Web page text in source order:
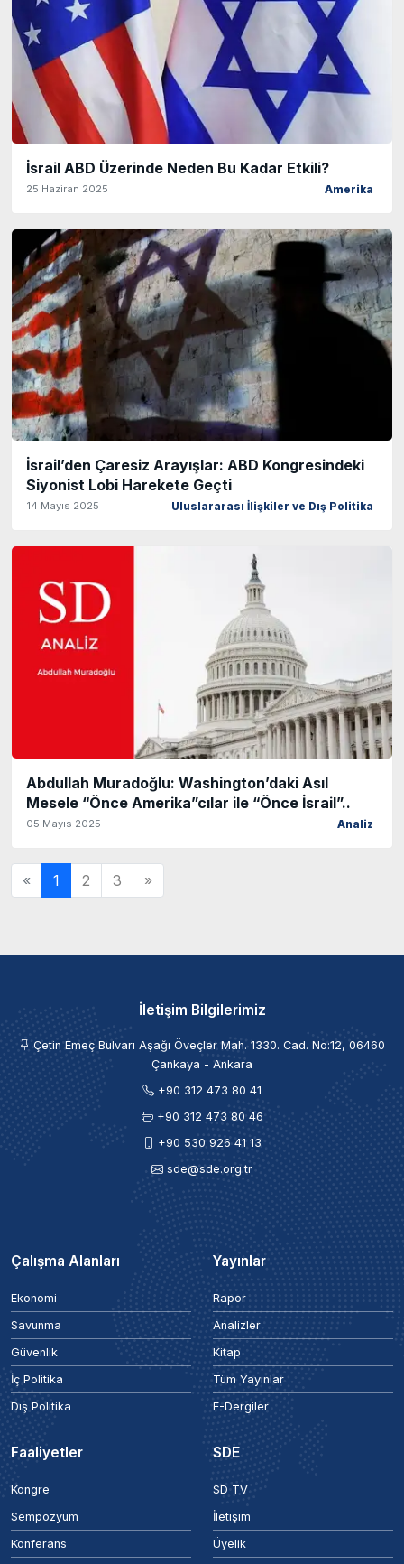
İsrail ABD Üzerinde Neden Bu Kadar Etkili?
25 Haziran 2025 Amerika
İsrail’den Çaresiz Arayışlar: ABD Kongresindeki
Siyonist Lobi Harekete Geçti
14 Mayıs 2025 Uluslararası İlişkiler ve Dış Politika
Abdullah Muradoğlu: Washington’daki Asıl
Mesele “Önce Amerika”cılar ile “Önce İsrail”..
05 Mayıs 2025 Analiz
« 1 2 3 »
İletişim Bilgilerimiz
Çetin Emeç Bulvarı Aşağı Öveçler Mah. 1330. Cad. No:12, 06460
Çankaya - Ankara
+90 312 473 80 41
+90 312 473 80 46
+90 530 926 41 13
sde@sde.org.tr
Çalışma Alanları
Ekonomi
Savunma
Güvenlik
İç Politika
Dış Politika
Yayınlar
Rapor
Analizler
Kitap
Tüm Yayınlar
E-Dergiler
Faaliyetler
Kongre
Sempozyum
Konferans
SDE
SD TV
İletişim
Üyelik